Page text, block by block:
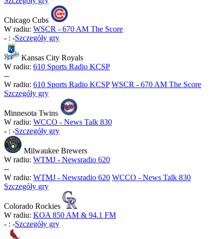
Chicago Cubs
W radiu: WSCR - 670 AM The Score
- : -Szczegóły gry
Kansas City Royals
W radiu: 610 Sports Radio KCSP
--
W radiu: 610 Sports Radio KCSP WSCR - 670 AM The Score
Szczegóły gry
Minnesota Twins
W radiu: WCCO - News Talk 830
- : -Szczegóły gry
Milwaukee Brewers
W radiu: WTMJ - Newsradio 620
--
W radiu: WTMJ - Newsradio 620 WCCO - News Talk 830
Szczegóły gry
Colorado Rockies
W radiu: KOA 850 AM & 94.1 FM
- : -Szczegóły gry